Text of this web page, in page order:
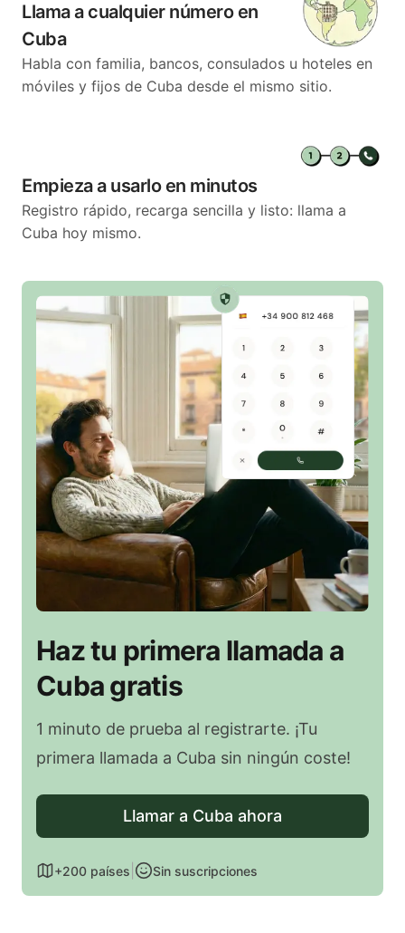
Llama a cualquier número en
Cuba
Habla con familia, bancos, consulados u hoteles en
móviles y fijos de Cuba desde el mismo sitio.
Empieza a usarlo en minutos
Registro rápido, recarga sencilla y listo: llama a
Cuba hoy mismo.
Haz tu primera llamada a
Cuba gratis
1 minuto de prueba al registrarte. ¡Tu
primera llamada a Cuba sin ningún coste!
Llamar a Cuba ahora
+200 países Sin suscripciones